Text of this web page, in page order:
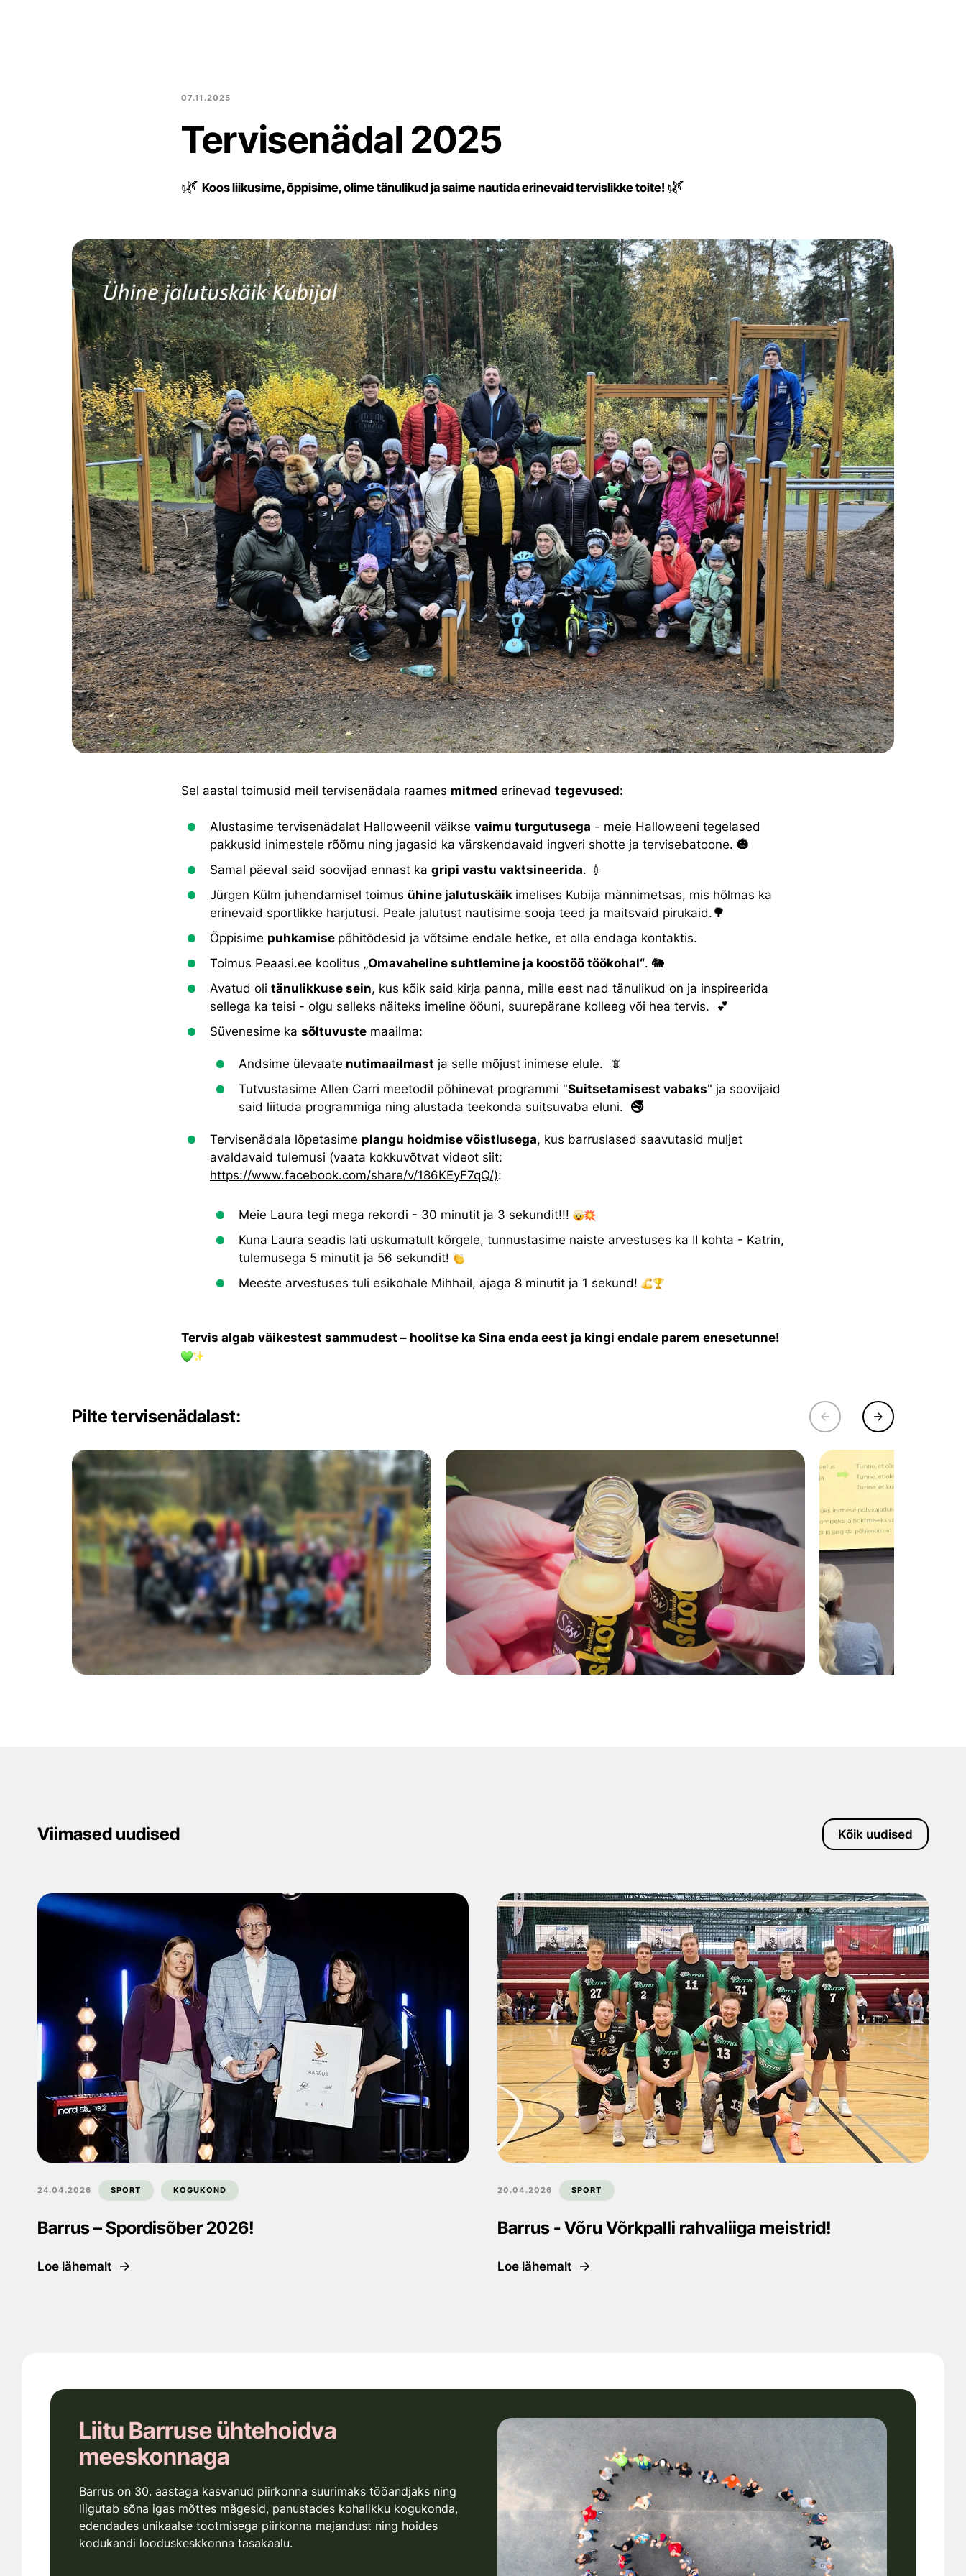
07.11.2025
Tervisenädal 2025
🌿 Koos liikusime, õppisime, olime tänulikud ja saime nautida erinevaid tervislikke toite!🌿
Sel aastal toimusid meil tervisenädala raames mitmed erinevad tegevused:
Alustasime tervisenädalat Halloweenil väikse vaimu turgutusega - meie Halloweeni tegelased
pakkusid inimestele rõõmu ning jagasid ka värskendavaid ingveri shotte ja tervisebatoone. 🎃
Samal päeval said soovijad ennast ka gripi vastu vaktsineerida. 💉
Jürgen Külm juhendamisel toimus ühine jalutuskäik imelises Kubija männimetsas, mis hõlmas ka
erinevaid sportlikke harjutusi. Peale jalutust nautisime sooja teed ja maitsvaid pirukaid. 🌳
Õppisime puhkamise põhitõdesid ja võtsime endale hetke, et olla endaga kontaktis.
Toimus Peaasi.ee koolitus „Omavaheline suhtlemine ja koostöö töökohal“. 🐘
Avatud oli tänulikkuse sein, kus kõik said kirja panna, mille eest nad tänulikud on ja inspireerida
sellega ka teisi - olgu selleks näiteks imeline ööuni, suurepärane kolleeg või hea tervis. 💕
Süvenesime ka sõltuvuste maailma:
Andsime ülevaate nutimaailmast ja selle mõjust inimese elule. 📵
Tutvustasime Allen Carri meetodil põhinevat programmi "Suitsetamisest vabaks" ja soovijaid
said liituda programmiga ning alustada teekonda suitsuvaba eluni. 🚭
Tervisenädala lõpetasime plangu hoidmise võistlusega, kus barruslased saavutasid muljet
avaldavaid tulemusi (vaata kokkuvõtvat videot siit:
https://www.facebook.com/share/v/186KEyF7qQ/):
Meie Laura tegi mega rekordi - 30 minutit ja 3 sekundit!!!
Kuna Laura seadis lati uskumatult kõrgele, tunnustasime naiste arvestuses ka II kohta - Katrin,
tulemusega 5 minutit ja 56 sekundit!
Meeste arvestuses tuli esikohale Mihhail, ajaga 8 minutit ja 1 sekund!
Tervis algab väikestest sammudest – hoolitse ka Sina enda eest ja kingi endale parem enesetunne!
Pilte tervisenädalast:
Viimased uudised Kõik uudised
24.04.2026 SPORT KOGUKOND
Barrus – Spordisõber 2026!
Loe lähemalt
20.04.2026 SPORT
Barrus - Võru Võrkpalli rahvaliiga meistrid!
Loe lähemalt
Liitu Barruse ühtehoidva
meeskonnaga
Barrus on 30. aastaga kasvanud piirkonna suurimaks tööandjaks ning
liigutab sõna igas mõttes mägesid, panustades kohalikku kogukonda,
edendades unikaalse tootmisega piirkonna majandust ning hoides
kodukandi looduskeskkonna tasakaalu.